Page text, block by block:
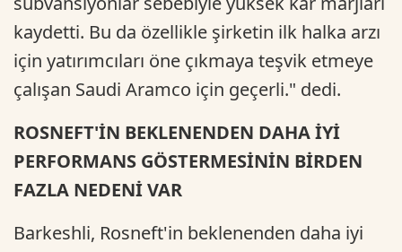
kaydetti. Bu da özellikle şirketin ilk halka arzı
için yatırımcıları öne çıkmaya teşvik etmeye
çalışan Saudi Aramco için geçerli." dedi.
ROSNEFT'İN BEKLENENDEN DAHA İYİ
PERFORMANS GÖSTERMESİNİN BİRDEN
FAZLA NEDENİ VAR
Barkeshli, Rosneft'in beklenenden daha iyi